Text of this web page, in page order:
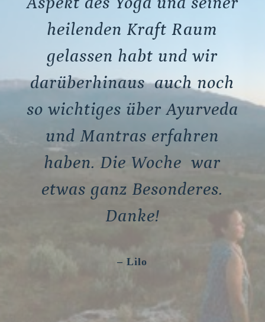
heilenden Kraft Raum
gelassen habt und wir
darüberhinaus auch noch
so wichtiges über Ayurveda
und Mantras erfahren
haben. Die Woche war
etwas ganz Besonderes.
Danke!
– Lilo